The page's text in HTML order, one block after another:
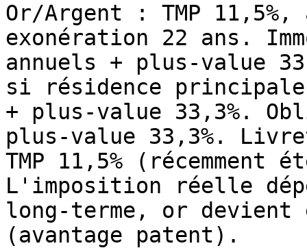
Or/Argent : TMP
exonération 22 ans.
annuels + plus-value
si résidence
+ plus-value 33,3%.
plus-value 33,3%.
TMP 11,5% (récemment
L'imposition réelle
long-terme, or devient
(avantage patent).